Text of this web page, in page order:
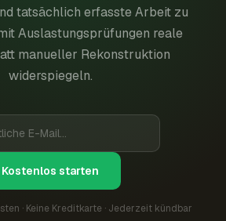
tatsächlich erfasste Arbeit zu
Auslastungsprüfungen reale
manueller Rekonstruktion
widerspiegeln.
Kostenlos starten
· Keine Kreditkarte · Jederzeit kündbar